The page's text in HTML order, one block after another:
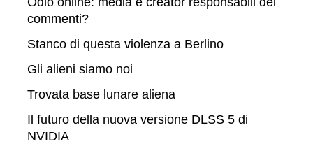
commenti?
Stanco di questa violenza a Berlino
Gli alieni siamo noi
Trovata base lunare aliena
Il futuro della nuova versione DLSS 5 di
NVIDIA